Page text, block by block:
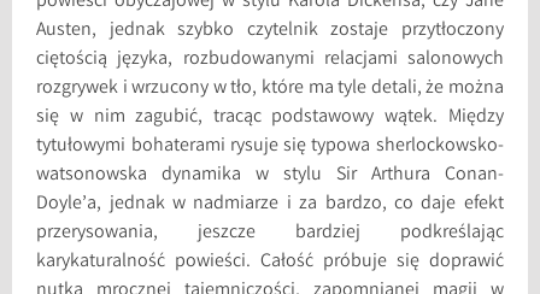
Austen, jednak szybko czytelnik zostaje przytłoczony
ciętością języka, rozbudowanymi relacjami salonowych
rozgrywek i wrzucony w tło, które ma tyle detali, że można
się w nim zagubić, tracąc podstawowy wątek. Między
tytułowymi bohaterami rysuje się typowa sherlockowsko-
watsonowska dynamika w stylu Sir Arthura Conan-
Doyle’a, jednak w nadmiarze i za bardzo, co daje efekt
przerysowania, jeszcze bardziej podkreślając
karykaturalność powieści. Całość próbuje się doprawić